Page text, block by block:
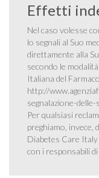
Effetti
Nel caso volesse
lo segnali al Suo
direttamente alla
secondo le
Italiana del
http://
segnalazione-
Per qualsiasi
preghiamo,
Diabetes Care
con i responsabili